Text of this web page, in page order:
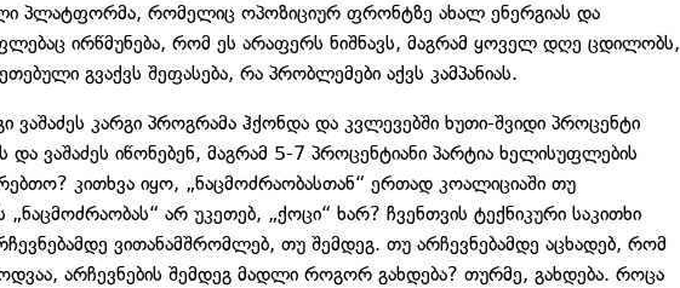
პლატფორმა, რომელიც ოპოზიციურ ფრონტზე ახალ ენერგიას და
ირწმუნება, რომ ეს არაფერს ნიშნავს, მაგრამ ყოველ დღე ცდილობს,
გვაქვს შეფასება, რა პრობლემები აქვს კამპანიას.
ვაშაძეს კარგი პროგრამა ჰქონდა და კვლევებში ხუთი-შვიდი პროცენტი
და ვაშაძეს იწონებენ, მაგრამ 5-7 პროცენტიანი პარტია ხელისუფლების
კითხვა იყო, „ნაცმოძრაობასთან“ ერთად კოალიციაში თუ
არ უკეთებ, „ქოცი“ ხარ? ჩვენთვის ტექნიკური საკითხი
ვითანამშრომლებ, თუ შემდეგ. თუ არჩევნებამდე აცხადებ, რომ
არჩევნების შემდეგ მადლი როგორ გახდება? თურმე, გახდება. როცა